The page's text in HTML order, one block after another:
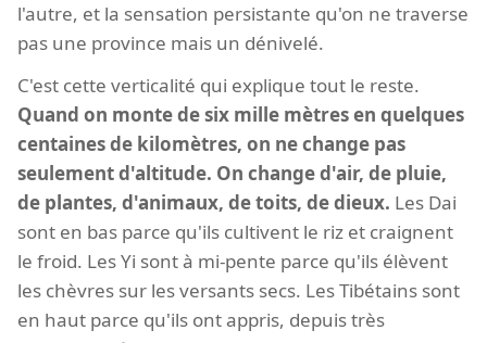
l'autre, et la sensation persistante qu'on ne traverse
pas une province mais un dénivelé.
C'est cette verticalité qui explique tout le reste.
Quand on monte de six mille mètres en quelques
centaines de kilomètres, on ne change pas
seulement d'altitude. On change d'air, de pluie,
de plantes, d'animaux, de toits, de dieux. Les Dai
sont en bas parce qu'ils cultivent le riz et craignent
le froid. Les Yi sont à mi-pente parce qu'ils élèvent
les chèvres sur les versants secs. Les Tibétains sont
en haut parce qu'ils ont appris, depuis très